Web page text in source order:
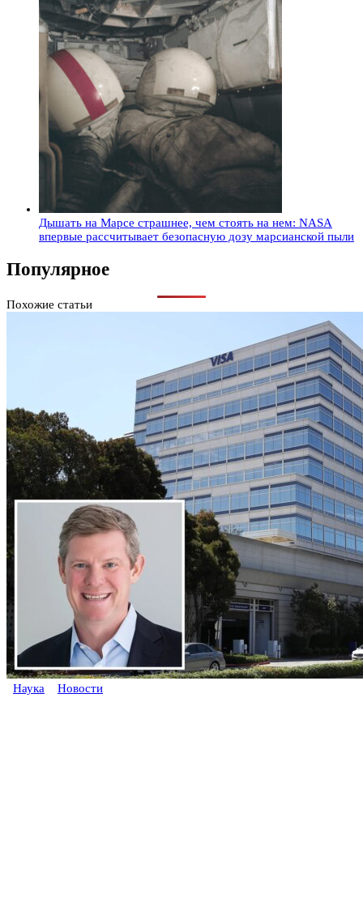
Дышать на Марсе страшнее, чем стоять на нем: NASA
впервые рассчитывает безопасную дозу марсианской пыли
Популярное
Похожие статьи
Наука Новости